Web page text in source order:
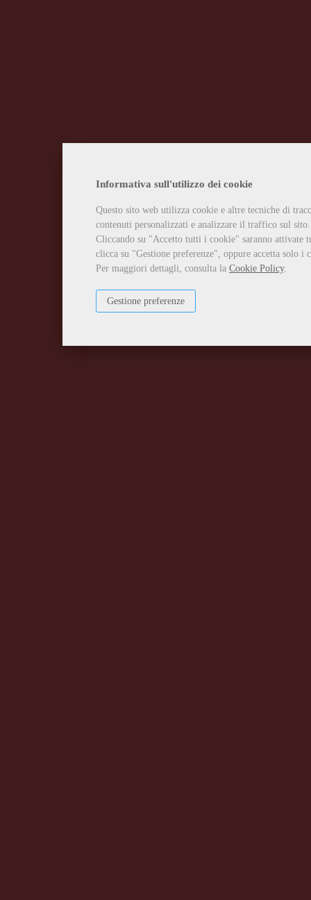
Informativa sull'utilizzo dei cookie
Questo sito web utilizza cookie e altre tecniche di
contenuti personalizzati e analizzare il traffico sul sito.
Cliccando su "Accetto tutti i cookie" saranno attivate
clicca su "Gestione preferenze", oppure accetta solo
Per maggiori dettagli, consulta la Cookie Policy.
Gestione preferenze